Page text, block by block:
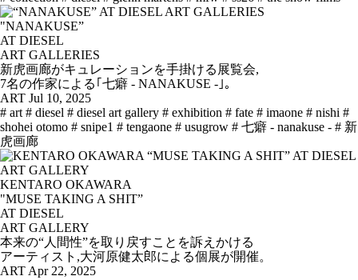
"NANAKUSE”
AT DIESEL
ART GALLERIES
新虎画廊がキュレーションを手掛ける展覧会,
7名の作家による｢七癖 - NANAKUSE -｣。
ART Jul 10, 2025
# art # diesel # diesel art gallery # exhibition # fate # imaone # nishi #
shohei otomo # snipe1 # tengaone # usugrow # 七癖 - nanakuse - # 新
虎画廊
KENTARO OKAWARA
"MUSE TAKING A SHIT”
AT DIESEL
ART GALLERY
本来の“人間性”を取り戻すことを訴えかける
アーティスト,大河原健太郎による個展が開催。
ART Apr 22, 2025